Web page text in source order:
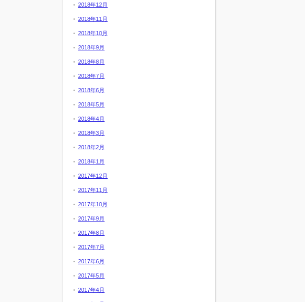
2018年12月
2018年11月
2018年10月
2018年9月
2018年8月
2018年7月
2018年6月
2018年5月
2018年4月
2018年3月
2018年2月
2018年1月
2017年12月
2017年11月
2017年10月
2017年9月
2017年8月
2017年7月
2017年6月
2017年5月
2017年4月